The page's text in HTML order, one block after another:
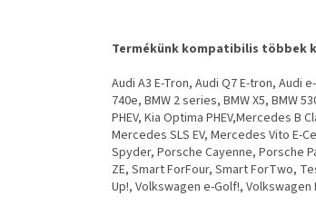
Termékünk kompatibilis többek
Audi A3 E-Tron, Audi Q7 E-tron, Audi
740e, BMW 2 series, BMW X5, BMW
PHEV, Kia Optima PHEV,Mercedes B
Mercedes SLS EV, Mercedes Vito E-
Spyder, Porsche Cayenne, Porsche
ZE, Smart ForFour, Smart ForTwo,
Up!, Volkswagen e-Golf!, Volkswagen